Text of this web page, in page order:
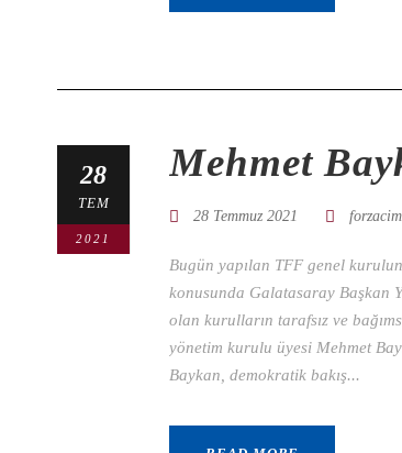
28
TEM
2021
Mehmet
28 Temmuz 2021
Bugün yapılan TFF genel
konusunda Galatasaray Başkan
olan kurulların tarafsız ve
yönetim kurulu üyesi Mehmet
Baykan, demokratik bakış...